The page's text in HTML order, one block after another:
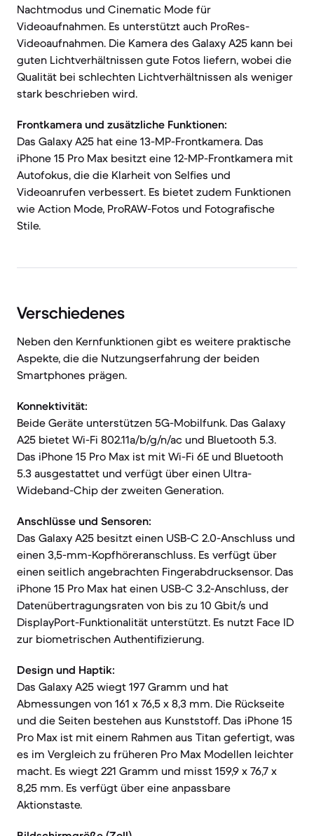
Nachtmodus und Cinematic Mode für
Videoaufnahmen. Es unterstützt auch ProRes-
Videoaufnahmen. Die Kamera des Galaxy A25 kann bei
guten Lichtverhältnissen gute Fotos liefern, wobei die
Qualität bei schlechten Lichtverhältnissen als weniger
stark beschrieben wird.
Frontkamera und zusätzliche Funktionen:
Das Galaxy A25 hat eine 13-MP-Frontkamera. Das
iPhone 15 Pro Max besitzt eine 12-MP-Frontkamera mit
Autofokus, die die Klarheit von Selfies und
Videoanrufen verbessert. Es bietet zudem Funktionen
wie Action Mode, ProRAW-Fotos und Fotografische
Stile.
Verschiedenes
Neben den Kernfunktionen gibt es weitere praktische
Aspekte, die die Nutzungserfahrung der beiden
Smartphones prägen.
Konnektivität:
Beide Geräte unterstützen 5G-Mobilfunk. Das Galaxy
A25 bietet Wi-Fi 802.11a/b/g/n/ac und Bluetooth 5.3.
Das iPhone 15 Pro Max ist mit Wi-Fi 6E und Bluetooth
5.3 ausgestattet und verfügt über einen Ultra-
Wideband-Chip der zweiten Generation.
Anschlüsse und Sensoren:
Das Galaxy A25 besitzt einen USB-C 2.0-Anschluss und
einen 3,5-mm-Kopfhöreranschluss. Es verfügt über
einen seitlich angebrachten Fingerabdrucksensor. Das
iPhone 15 Pro Max hat einen USB-C 3.2-Anschluss, der
Datenübertragungsraten von bis zu 10 Gbit/s und
DisplayPort-Funktionalität unterstützt. Es nutzt Face ID
zur biometrischen Authentifizierung.
Design und Haptik:
Das Galaxy A25 wiegt 197 Gramm und hat
Abmessungen von 161 x 76,5 x 8,3 mm. Die Rückseite
und die Seiten bestehen aus Kunststoff. Das iPhone 15
Pro Max ist mit einem Rahmen aus Titan gefertigt, was
es im Vergleich zu früheren Pro Max Modellen leichter
macht. Es wiegt 221 Gramm und misst 159,9 x 76,7 x
8,25 mm. Es verfügt über eine anpassbare
Aktionstaste.